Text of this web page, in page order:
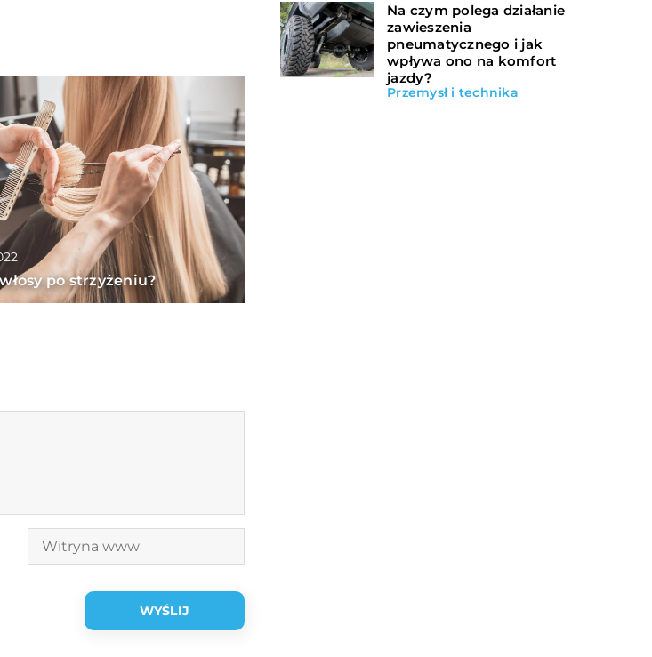
po strzyżeniu?
Na czym polega działanie
zawieszenia
pneumatycznego i jak
wpływa ono na komfort
jazdy?
Przemysł i technika